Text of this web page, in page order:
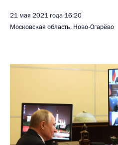
21 мая 2021 года 16:20
Московская область, Ново-Огарёво